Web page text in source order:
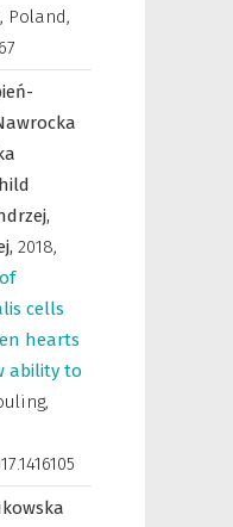
Poland,
2018,
cells
hearts
ability to
,